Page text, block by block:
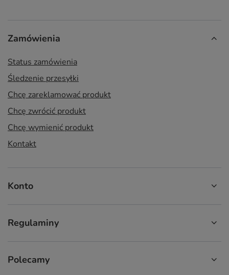
Zamówienia
Status zamówienia
Śledzenie przesyłki
Chcę zareklamować produkt
Chcę zwrócić produkt
Chcę wymienić produkt
Kontakt
Konto
Regulaminy
Polecamy